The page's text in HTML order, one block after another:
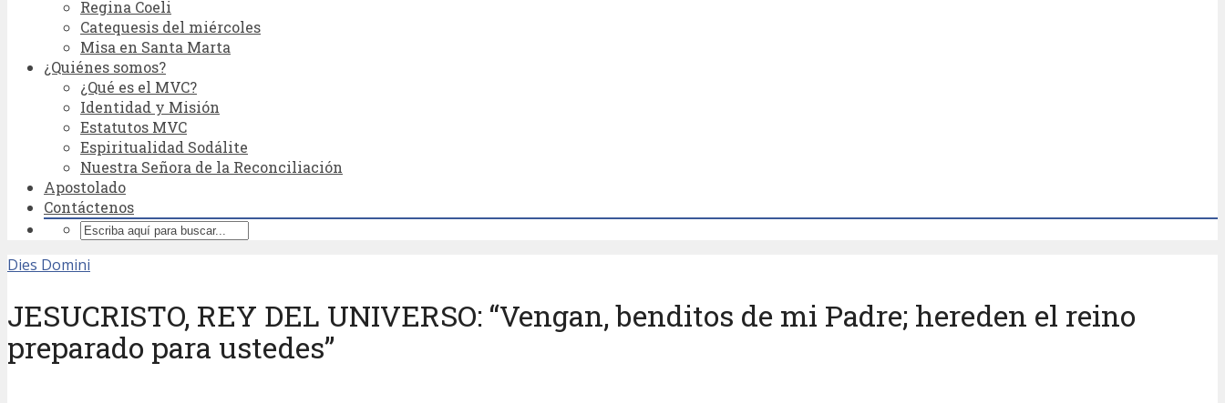
Regina Coeli
Catequesis del miércoles
Misa en Santa Marta
¿Quiénes somos?
¿Qué es el MVC?
Identidad y Misión
Estatutos MVC
Espiritualidad Sodálite
Nuestra Señora de la Reconciliación
Apostolado
Contáctenos
Dies Domini
JESUCRISTO, REY DEL UNIVERSO: “Vengan, benditos de mi Padre; hereden el reino
preparado para ustedes”